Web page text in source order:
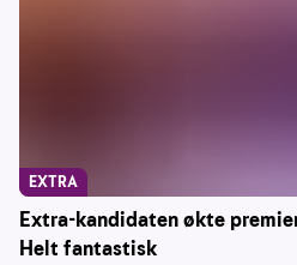
Extra-kandidaten økte
Helt fantastisk
EXTRA